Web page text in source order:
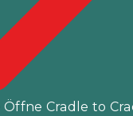
Öffne Cradle to